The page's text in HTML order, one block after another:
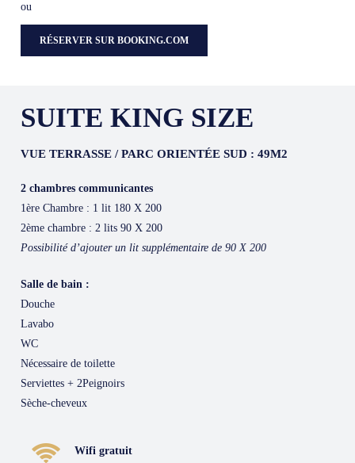
ou
RÉSERVER SUR BOOKING.COM
SUITE KING SIZE
VUE TERRASSE / PARC ORIENTÉE SUD : 49M2
2 chambres communicantes
1ère Chambre : 1 lit 180 X 200
2ème chambre : 2 lits 90 X 200
Possibilité d’ajouter un lit supplémentaire de 90 X 200
Salle de bain :
Douche
Lavabo
WC
Nécessaire de toilette
Serviettes + 2Peignoirs
Sèche-cheveux
Wifi gratuit